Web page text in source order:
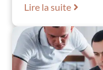
Lire la suite